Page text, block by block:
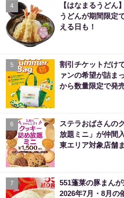
4
【はなまるうどん
うどんが期間限定
える日も！
5
割引チケットだけ
ァンの希望が詰ま
から数量限定で発売
6
ステラおばさんの
放題ミニ」が仲間
東エリア対象店舗
7
551蓬莱の豚まん
2026年7月・8月の